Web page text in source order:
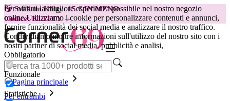
Per offrirti la migliore esperienza possibile nel nostro negozio
online.Utilizziamo i cookie per personalizzare contenuti e annunci,
fornire funzionalità dei social media e analizzare il nostro traffico.
Condividiamo inoltre informazioni sull'utilizzo del nostro sito con i
nostri partner di social media, pubblicità e analisi,
Obbligatorio
Funzionale
Statistiche
😽Svakom Klitty: 15 € IN MENO
Codice: KLITTY →
Pagina principale
Per entrambi